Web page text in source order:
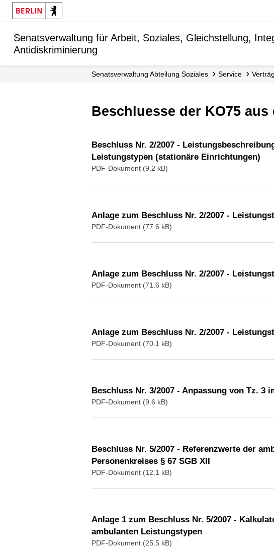
Senatsverwaltung für Arbeit, Soziales, Gleichstellung,
Antidiskriminierung
Senats­verwaltung Abteilung Soziales Service
Beschluesse der KO75
Beschluss Nr. 2/2007 -
Leistungstypen (stationäre Einrichtungen)
PDF-Dokument (9.2 kB)
Anlage zum Beschluss Nr. 2/2007 -
PDF-Dokument (77.6 kB)
Anlage zum Beschluss Nr. 2/2007 -
PDF-Dokument (71.6 kB)
Anlage zum Beschluss Nr. 2/2007 -
PDF-Dokument (70.1 kB)
Beschluss Nr. 3/2007 - Anpassung von Tz.
PDF-Dokument (9.6 kB)
Beschluss Nr. 5/2007 - Referenzwerte der
Personenkreises § 67 SGB XII
PDF-Dokument (12.1 kB)
Anlage 1 zum Beschluss Nr. 5/2007 -
ambulanten Leistungstypen
PDF-Dokument (25.5 kB)